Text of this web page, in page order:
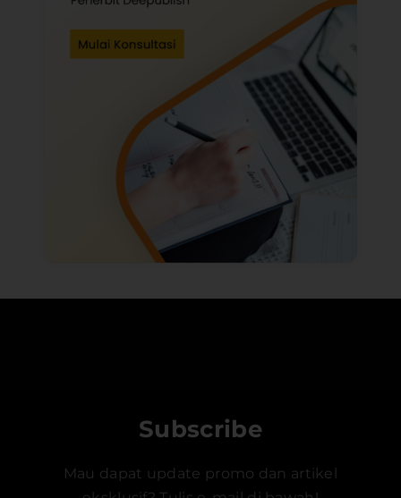
Subscribe
Mau dapat update promo dan artikel